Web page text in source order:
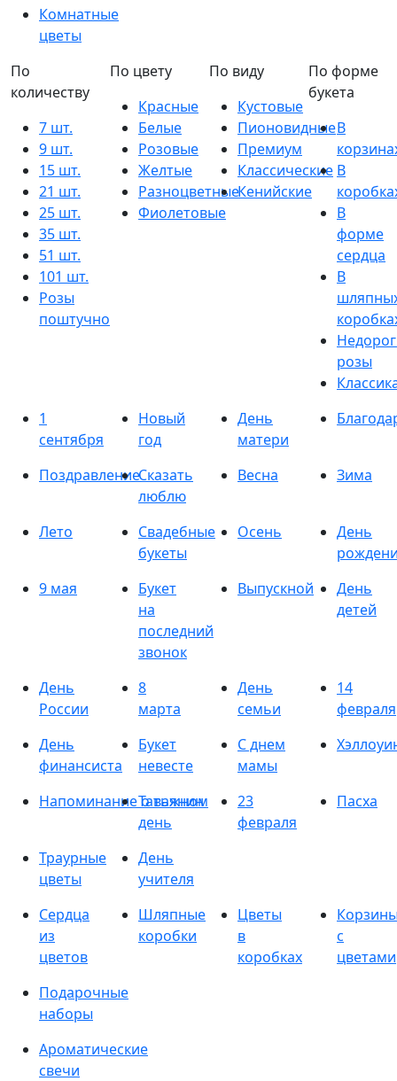
Комнатные
цветы
По
количеству
7 шт.
9 шт.
15 шт.
21 шт.
25 шт.
35 шт.
51 шт.
101 шт.
Розы
поштучно
По цвету
Красные
Белые
Розовые
Желтые
Разноцветные
Фиолетовые
По виду
Кустовые
Пионовидные
Премиум
Классические
Кенийские
По форме
букета
В
В
В
форме
сердца
В
розы
1
сентября
Новый
год
День
матери
ПоздравлениеСказать
люблю
Весна Зима
Лето
Свадебные
букеты
Осень
День
9 мая
Букет
на
последний
звонок
Выпускной
День
детей
День
России
8
марта
День
семьи
14
февраля
День
финансиста
Букет
невесте
С днем
мамы
Напоминание о важном
Татьянин
день
23
февраля
Пасха
Траурные
цветы
День
учителя
Сердца
из
цветов
Шляпные
коробки
Цветы
в
коробках
с
цветами
Подарочные
наборы
Ароматические
свечи